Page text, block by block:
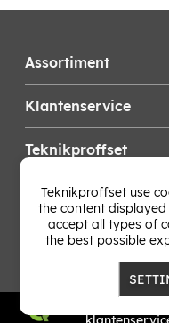
Assortiment
Klantenservice
Teknikproffset
Wijzig Land
Teknikproffset use
the content
accept all types of
the best possible